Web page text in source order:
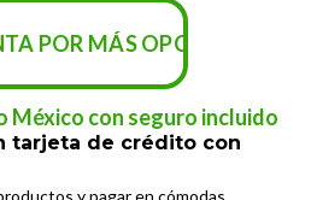
POR MÁS OPCIONES DE
México con seguro incluido
tarjeta de crédito con
y pagar en cómodas